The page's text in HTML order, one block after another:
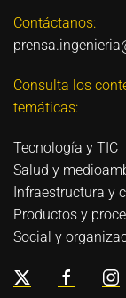
Contáctanos:
Consulta los
temáticas:
Tecnología y TIC
Salud y
Infraestructura y
Productos y
Social y